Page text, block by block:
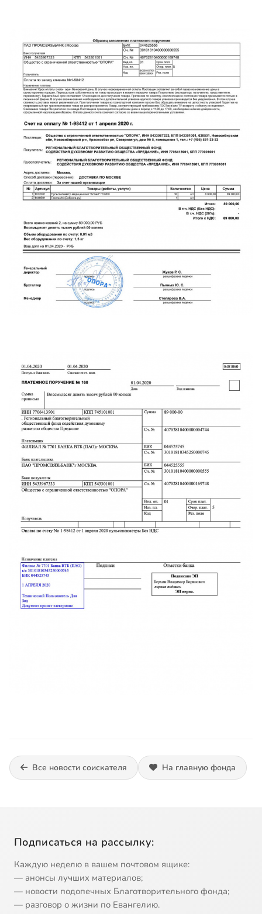
Все новости соискателя На главную фонда
Подписаться на рассылку:
Каждую неделю в вашем почтовом ящике:
— анонсы лучших материалов;
— новости подопечных Благотворительного фонда;
— разговор о жизни по Евангелию.